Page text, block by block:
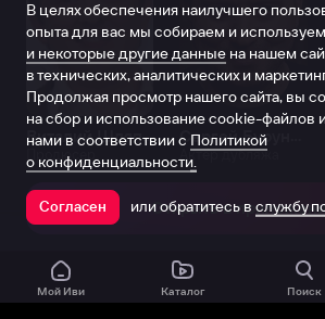
Виталий Шляппо
Продюсер Актёр дубляжа
Открыть в
Мой Иви Каталог Поиск
В целях обеспечения наилучшего
опыта для вас мы собираем и используем
и некоторые другие данные на нашем
в технических, аналитических и
Продолжая просмотр нашего сайта, вы
на сбор и использование cookie-файлов
нами в соответствии с Политикой
о конфиденциальности.
Согласен или обратитесь в службу